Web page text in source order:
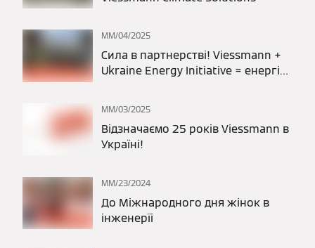
ММ/04/2025
Сила в партнерстві! Viessmann +
Ukraine Energy Initiative = енергія
ММ/03/2025
Відзначаємо 25 років Viessmann в
Україні!
ММ/23/2024
До Міжнародного дня жінок в
інженерїі